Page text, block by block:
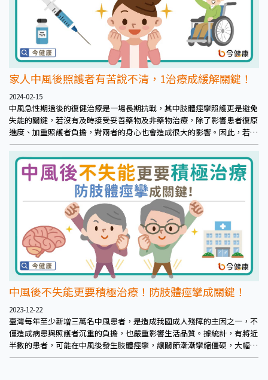
家人中風後照護者有苦說不清，1治療成緩解關鍵！
2024-02-15
中風急性期過後的復健治療是一場長期抗戰，其中肢體痙攣照護更是避免
失能的關鍵，若沒有及時接受妥善藥物及非藥物治療，除了影響患者復原
進度、加重照護者負擔，對兩者的身心也會造成很大的影響。因此，若有
觀察到疑似肢體痙攣症狀出現時，應及早與醫師討論評估是否可接受肉毒
桿菌素治療，讓肢體盡早恢復軟Q狀態，有助於減輕照護者的壓力，患者
的復健也會更有成效！
中風後不失能更要積極治療！防肢體痙攣成關鍵！
2023-12-22
臺灣每年至少新增三萬名中風患者，是造成我國成人殘障的主因之一，不
僅造成病患與照護者沉重的負擔，也嚴重影響生活品質。據統計，有將近
半數的患者，可能在中風後發生肢體痙攣，讓關節漸漸攣縮僵硬，大幅增
加失能風險。因此為避免失能，務必積極介入治療肢體痙攣，透過復健及